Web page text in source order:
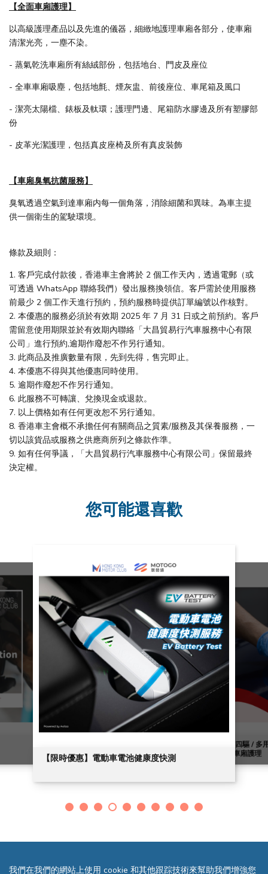
【全面車廂護理】
以高級護理產品以及先進的儀器，細緻地護理車廂各部分，使車廂
清潔光亮，一塵不染。
- 蒸氣乾洗車廂所有絲絨部份，包括地台、門皮及座位
- 全車車廂吸塵，包括地氈、煙灰盅、前後座位、車尾箱及風口
- 潔亮太陽檔、錶板及軚環；護理門邊、尾箱防水膠邊及所有塑膠部
份
- 皮革光潔護理，包括真皮座椅及所有真皮裝飾
【車廂臭氧抗菌服務】
臭氧透過空氣到達車廂内每一個角落，消除細菌和異味。為車主提
供一個衛生的駕駛環境。
條款及細則：
1. 客戶完成付款後，香港車主會將於 2 個工作天內，透過電郵（或
可透過 WhatsApp 聯絡我們）發出服務換領信。​客戶需於使用服務
前最少 2 個工作天進行預約，預約服務時提供訂單編號以作核對。
2. 本優惠的服務必須於有效期 2025 年 7 月 31 日或之前預約。客戶
需留意使用期限並於有效期內聯絡「大昌貿易行汽車服務中心有限
公司」進行預約,逾期作廢恕不作另行通知。
3. 此商品及推廣數量有限，先到先得，售完即止。
4. 本優惠不得與其他優惠同時使用。
5. 逾期作廢恕不作另行通知。
6. 此服務不可轉讓、兌換現金或退款。
7. 以上價格如有任何更改恕不另行通知。
8. 香港車主會概不承擔任何有關商品之質素/服務及其保養服務，一
切以該貨品或服務之供應商所列之條款作準。
9. 如有任何爭議，「大昌貿易行汽車服務中心有限公司」保留最終
決定權。
您可能還喜歡
【限時優惠】電動車電池健康度快測
[四驅 / 多
車廂護理
我們在我們的網站上使用 cookie 和其他跟踪技術來幫助我們增強您